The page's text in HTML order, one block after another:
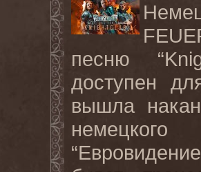
песню “
доступен
вышла